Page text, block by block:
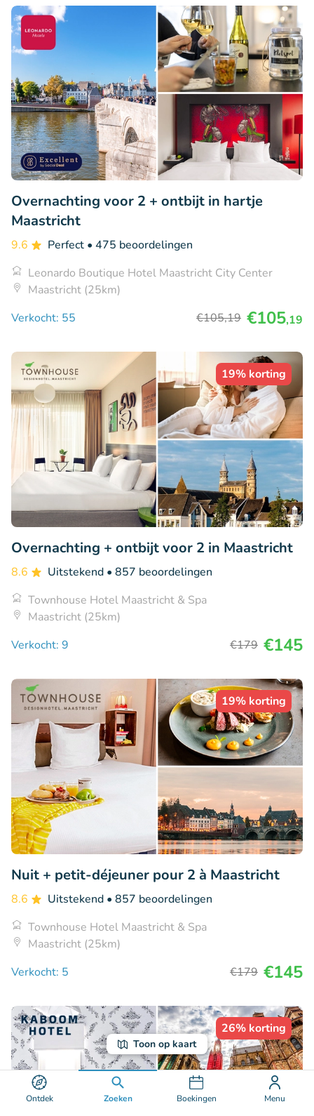
Ontdek Zoeken Boekingen Menu
Toon op kaart
Overnachting voor 2 + ontbijt in hartje
Maastricht
9.6 Perfect • 475 beoordelingen
Leonardo Boutique Hotel Maastricht City Center
Maastricht (25km)
Verkocht: 55
€105,19 €105,19
19% korting
Overnachting + ontbijt voor 2 in Maastricht
8.6 Uitstekend • 857 beoordelingen
Townhouse Hotel Maastricht & Spa
Maastricht (25km)
Verkocht: 9
€179 €145
19% korting
Nuit + petit-déjeuner pour 2 à Maastricht
8.6 Uitstekend • 857 beoordelingen
Townhouse Hotel Maastricht & Spa
Maastricht (25km)
Verkocht: 5
€179 €145
26% korting